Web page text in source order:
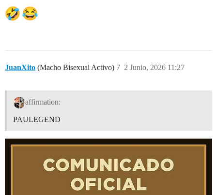
JuanXito (Macho Bisexual Activo) 2 Junio, 2026 11:27
7
affirmation:
PAULEGEND